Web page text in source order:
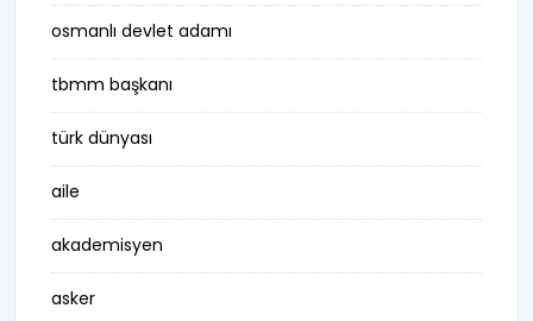
osmanlı devlet adamı
tbmm başkanı
türk dünyası
aile
akademisyen
asker